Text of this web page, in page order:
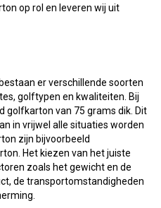
op rol en leveren wij uit
er verschillende soorten
golftypen en kwaliteiten. Bij
golfkarton van 75 grams dik. Dit
in vrijwel alle situaties worden
zijn bijvoorbeeld
Het kiezen van het juiste
zoals het gewicht en de
de transportomstandigheden